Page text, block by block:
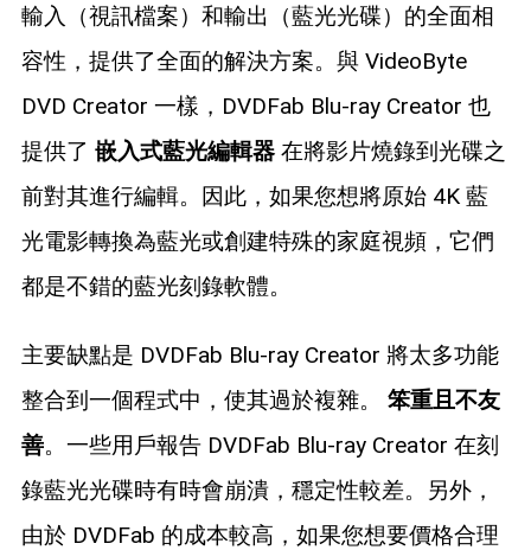
輸入（視訊檔案）和輸出（藍光光碟）的全面相
容性，提供了全面的解決方案。與 VideoByte
DVD Creator 一樣，DVDFab Blu-ray Creator 也
提供了 嵌入式藍光編輯器在將影片燒錄到光碟之
前對其進行編輯。因此，如果您想將原始 4K 藍
光電影轉換為藍光或創建特殊的家庭視頻，它們
都是不錯的藍光刻錄軟體。
主要缺點是 DVDFab Blu-ray Creator 將太多功能
整合到一個程式中，使其過於複雜。 笨重且不友
善。一些用戶報告 DVDFab Blu-ray Creator 在刻
錄藍光光碟時有時會崩潰，穩定性較差。另外，
由於 DVDFab 的成本較高，如果您想要價格合理